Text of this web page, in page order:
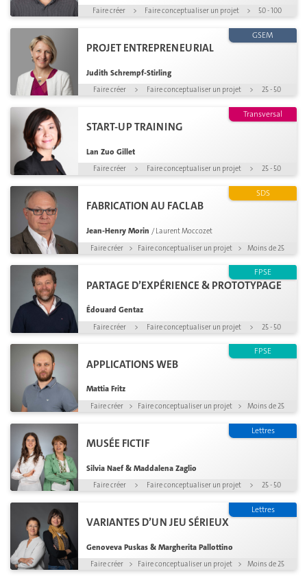
Faire créer > Faire conceptualiser un projet > 50 - 100
PROJET ENTREPRENEURIAL
Judith Schrempf-Stirling
GSEM
Faire créer > Faire conceptualiser un projet > 25 - 50
START-UP TRAINING
Lan Zuo Gillet
Transversal
Faire créer > Faire conceptualiser un projet > 25 - 50
FABRICATION AU FACLAB
Jean-Henry Morin/ Laurent Moccozet
SDS
Faire créer > Faire conceptualiser un projet > Moins de 25
PARTAGE D’EXPÉRIENCE & PROTOTYPAGE
Édouard Gentaz
FPSE
Faire créer > Faire conceptualiser un projet > 25 - 50
APPLICATIONS WEB
Mattia Fritz
FPSE
Faire créer > Faire conceptualiser un projet > Moins de 25
MUSÉE FICTIF
Silvia Naef & Maddalena Zaglio
Lettres
Faire créer > Faire conceptualiser un projet > 25 - 50
VARIANTES D’UN JEU SÉRIEUX
Genoveva Puskas & Margherita Pallottino
Lettres
Faire créer > Faire conceptualiser un projet > Moins de 25